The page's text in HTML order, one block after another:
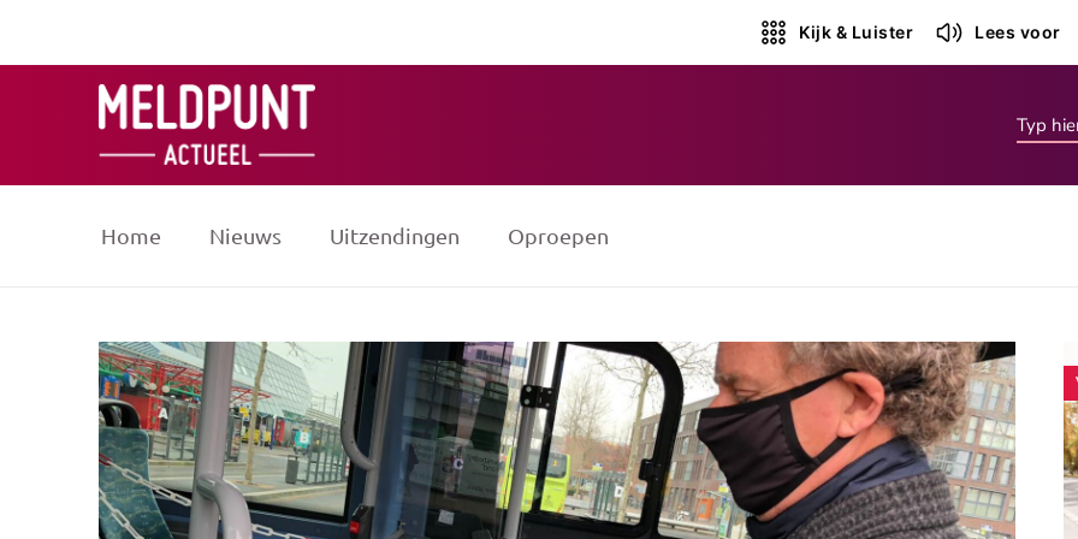
Kijk & Luister Lees voor
Home Nieuws Uitzendingen Oproepen